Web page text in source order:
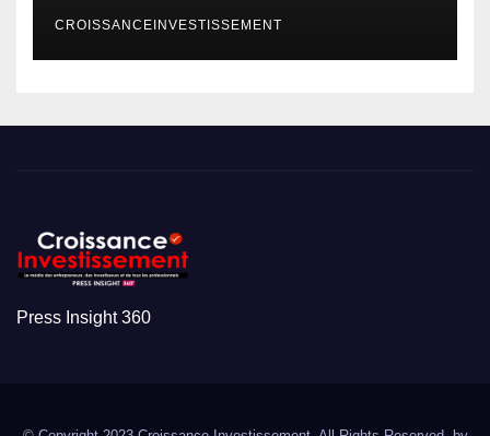
CROISSANCEINVESTISSEMENT
Press Insight 360